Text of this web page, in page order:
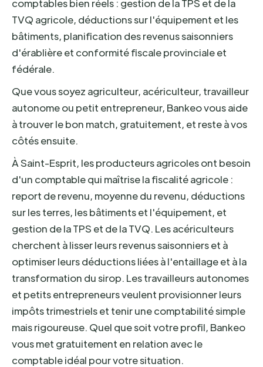
comptables bien réels : gestion de la TPS et de la
TVQ agricole, déductions sur l'équipement et les
bâtiments, planification des revenus saisonniers
d'érablière et conformité fiscale provinciale et
fédérale.
Que vous soyez agriculteur, acériculteur, travailleur
autonome ou petit entrepreneur, Bankeo vous aide
à trouver le bon match, gratuitement, et reste à vos
côtés ensuite.
À Saint-Esprit, les producteurs agricoles ont besoin
d'un comptable qui maîtrise la fiscalité agricole :
report de revenu, moyenne du revenu, déductions
sur les terres, les bâtiments et l'équipement, et
gestion de la TPS et de la TVQ. Les acériculteurs
cherchent à lisser leurs revenus saisonniers et à
optimiser leurs déductions liées à l'entaillage et à la
transformation du sirop. Les travailleurs autonomes
et petits entrepreneurs veulent provisionner leurs
impôts trimestriels et tenir une comptabilité simple
mais rigoureuse. Quel que soit votre profil, Bankeo
vous met gratuitement en relation avec le
comptable idéal pour votre situation.